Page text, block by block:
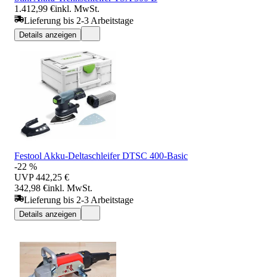
1.412,99 €inkl. MwSt.
Lieferung bis 2-3 Arbeitstage
Details anzeigen
Festool Akku-Deltaschleifer DTSC 400-Basic
-22 %
UVP 442,25 €
342,98 €inkl. MwSt.
Lieferung bis 2-3 Arbeitstage
Details anzeigen